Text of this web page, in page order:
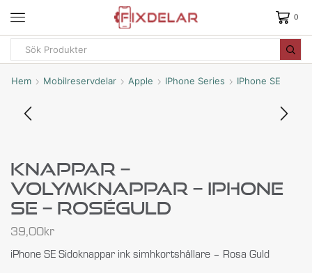
0
Hem Mobilreservdelar Apple IPhone Series IPhone SE
Knappar –
Volymknappar – IPhone
SE – Roséguld
39,00kr
iPhone SE Sidoknappar ink simhkortshållare – Rosa Guld